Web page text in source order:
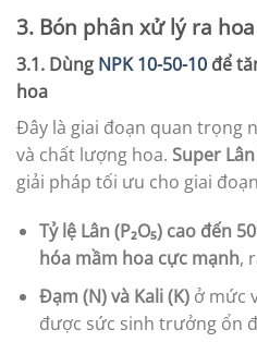
3. Bón phân xử lý ra hoa
3.1. Dùng NPK 10-50-10 để
hoa
Đây là giai đoạn quan trọng
và chất lượng hoa. Super
giải pháp tối ưu cho giai
Tỷ lệ Lân (P₂O₅) cao đến
hóa mầm hoa cực mạnh,
Đạm (N) và Kali (K)ở mức
được sức sinh trưởng ổn